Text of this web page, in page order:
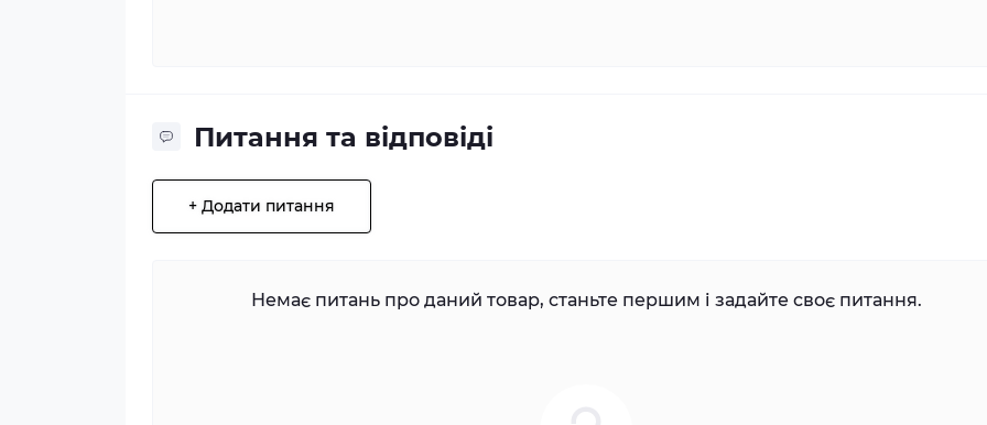
Питання та відповіді
+ Додати питання
Немає питань про даний товар, станьте першим і задайте своє питання.